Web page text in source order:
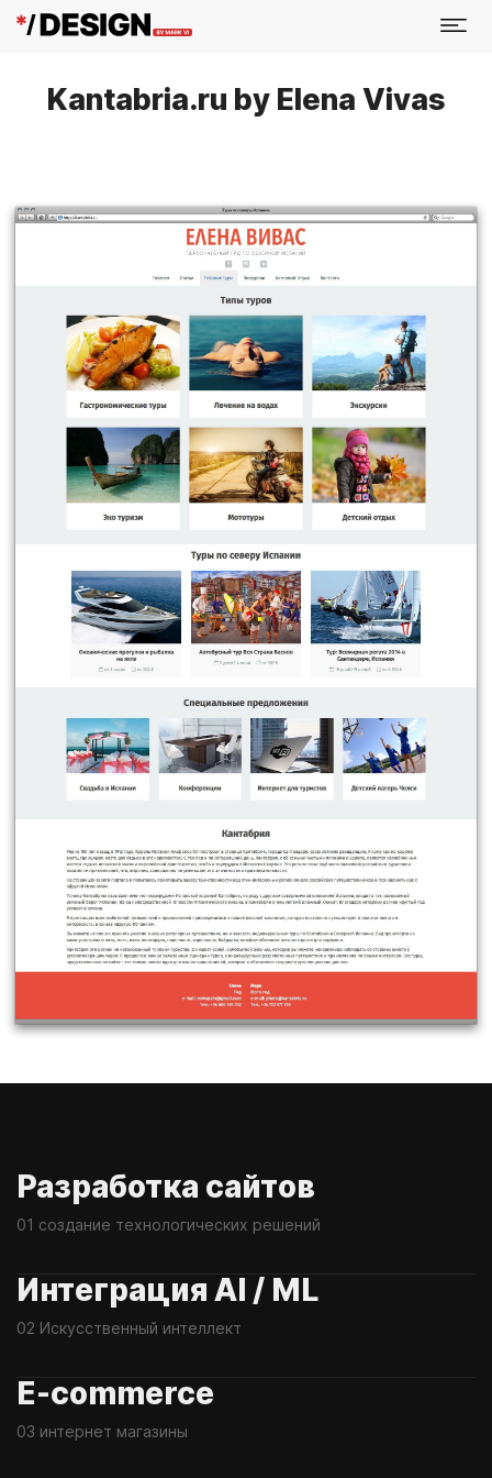
Kantabria.ru by Elena Vivas
Разработка сайтов
01 создание технологических решений
Интеграция AI / ML
02 Искусственный интеллект
E-commerce
03 интернет магазины